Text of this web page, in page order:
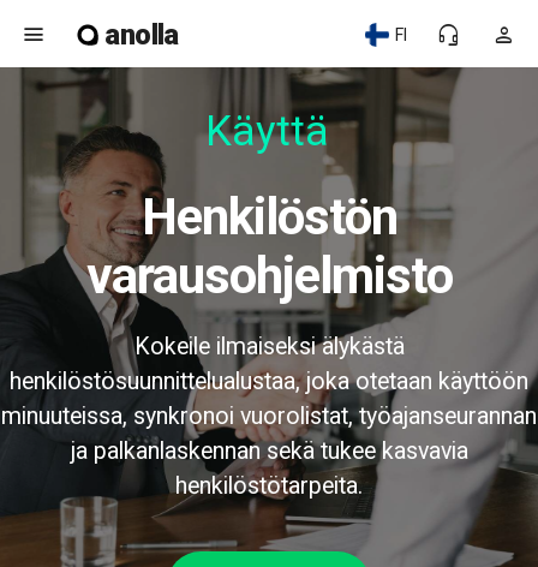
menu anolla person
headset_mic
FI
Käyttäj
Henkilöstön
varausohjelmisto
Kokeile ilmaiseksi älykästä
henkilöstösuunnittelualustaa, joka otetaan käyttöön
minuuteissa, synkronoi vuorolistat, työajanseurannan
ja palkanlaskennan sekä tukee kasvavia
henkilöstötarpeita.